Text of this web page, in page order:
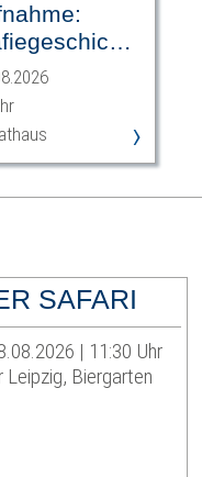
›
SAFARI
| 11:30 Uhr
Leipzig, Biergarten